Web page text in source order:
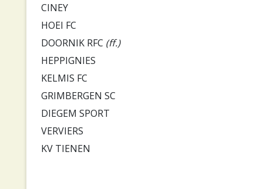
CINEY
HOEI FC
DOORNIK RFC (ff.)
HEPPIGNIES
KELMIS FC
GRIMBERGEN SC
DIEGEM SPORT
VERVIERS
KV TIENEN